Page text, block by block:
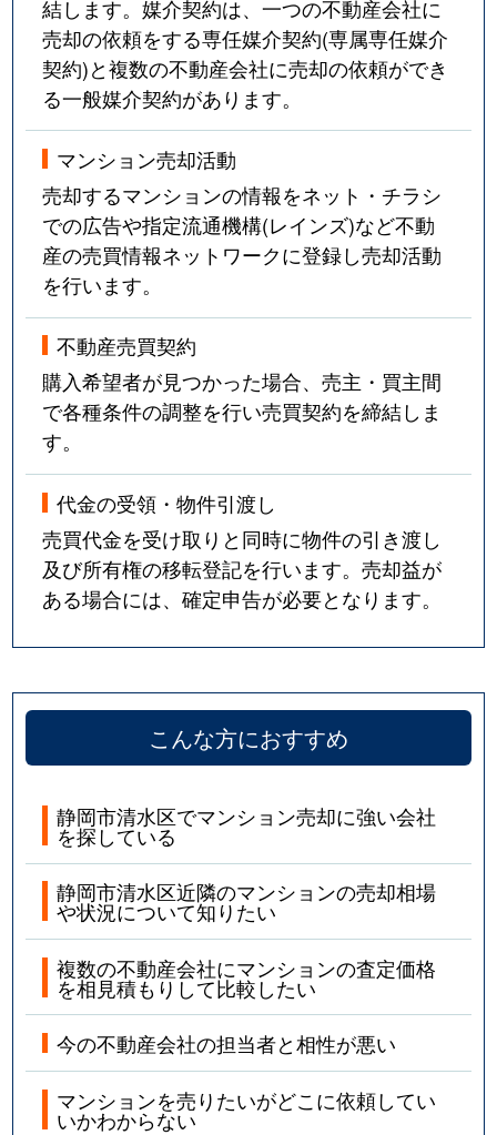
結します。媒介契約は、一つの不動産会社に
売却の依頼をする専任媒介契約(専属専任媒介
契約)と複数の不動産会社に売却の依頼ができ
る一般媒介契約があります。
マンション売却活動
売却するマンションの情報をネット・チラシ
での広告や指定流通機構(レインズ)など不動
産の売買情報ネットワークに登録し売却活動
を行います。
不動産売買契約
購入希望者が見つかった場合、売主・買主間
で各種条件の調整を行い売買契約を締結しま
す。
代金の受領・物件引渡し
売買代金を受け取りと同時に物件の引き渡し
及び所有権の移転登記を行います。売却益が
ある場合には、確定申告が必要となります。
こんな方におすすめ
静岡市清水区でマンション売却に強い会社
を探している
静岡市清水区近隣のマンションの売却相場
や状況について知りたい
複数の不動産会社にマンションの査定価格
を相見積もりして比較したい
今の不動産会社の担当者と相性が悪い
マンションを売りたいがどこに依頼してい
いかわからない